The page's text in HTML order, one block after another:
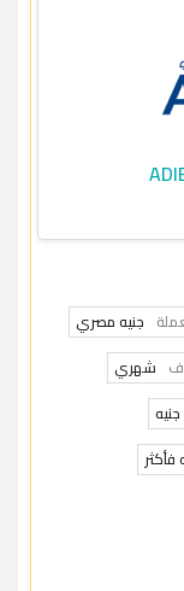
جنيه مصري
شهري